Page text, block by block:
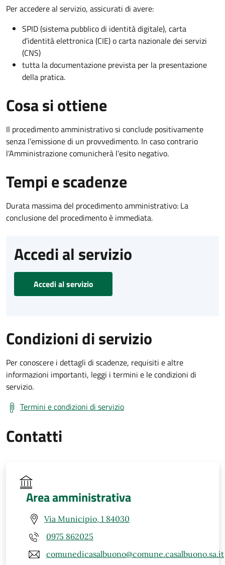
Per accedere al servizio, assicurati di avere:
SPID (sistema pubblico di identità digitale), carta
d’identità elettronica (CIE) o carta nazionale dei servizi
(CNS)
tutta la documentazione prevista per la presentazione
della pratica.
Cosa si ottiene
Il procedimento amministrativo si conclude positivamente
senza l’emissione di un provvedimento. In caso contrario
l’Amministrazione comunicherà l’esito negativo.
Tempi e scadenze
Durata massima del procedimento amministrativo: La
conclusione del procedimento è immediata.
Accedi al servizio
Accedi al servizio
Condizioni di servizio
Per conoscere i dettagli di scadenze, requisiti e altre
informazioni importanti, leggi i termini e le condizioni di
servizio.
Termini e condizioni di servizio
Contatti
Area amministrativa
Via Municipio, 1 84030
0975 862025
comunedicasalbuono@comune.casalbuono.sa.it